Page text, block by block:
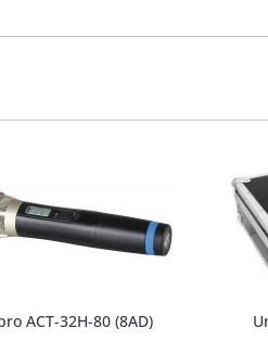
ACT-32H-80 (8AD)